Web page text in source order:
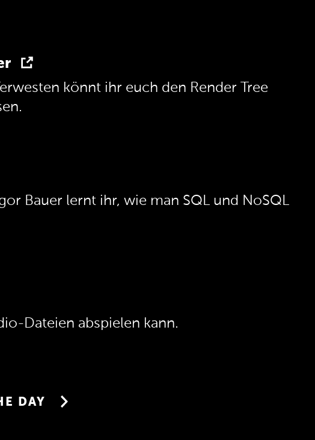
könnt ihr euch den Render Tree
Bauer lernt ihr, wie man SQL und NoSQL
Dateien abspielen kann.
DAY